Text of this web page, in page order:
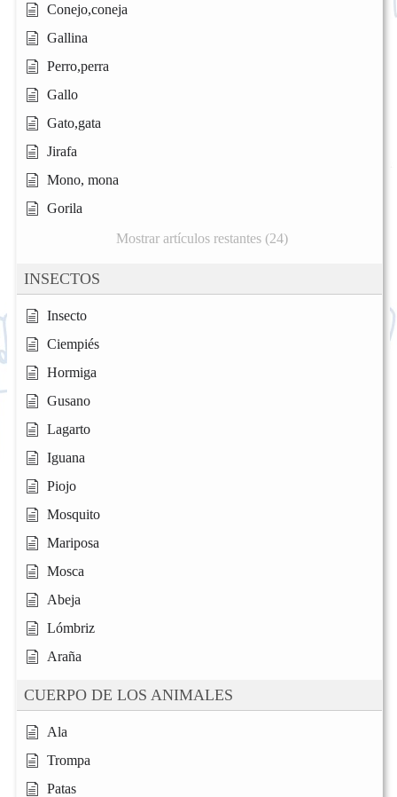
Conejo,coneja
Gallina
Perro,perra
Gallo
Gato,gata
Jirafa
Mono, mona
Gorila
Mostrar artículos restantes (24)
INSECTOS
Insecto
Ciempiés
Hormiga
Gusano
Lagarto
Iguana
Piojo
Mosquito
Mariposa
Mosca
Abeja
Lómbriz
Araña
CUERPO DE LOS ANIMALES
Ala
Trompa
Patas